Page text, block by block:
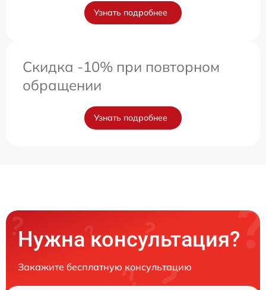
Узнать подробнее
Скидка -10% при повторном
обращении
Узнать подробнее
Нужна консультация?
Закажите бесплатную консультацию